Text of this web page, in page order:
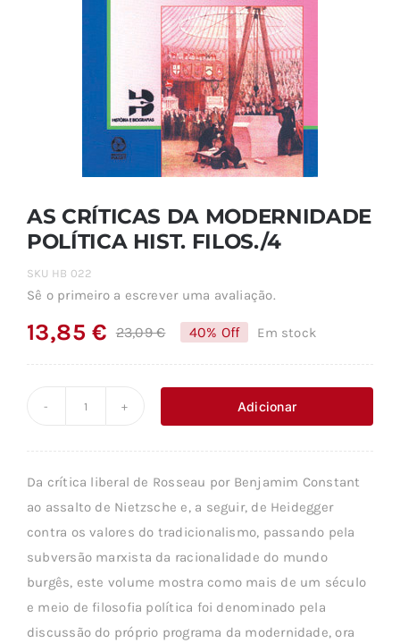
AS CRÍTICAS DA MODERNIDADE
POLÍTICA HIST. FILOS./4
SKU HB 022
Sê o primeiro a escrever uma avaliação.
23,09€O
original
era:
13,85€
O
é:
40% Off Em stock
Adicionar
Da crítica liberal de Rosseau por Benjamim Constant
ao assalto de Nietzsche e, a seguir, de Heidegger
contra os valores do tradicionalismo, passando pela
subversão marxista da racionalidade do mundo
burgês, este volume mostra como mais de um século
e meio de filosofia política foi denominado pela
discussão do próprio programa da modernidade, ora